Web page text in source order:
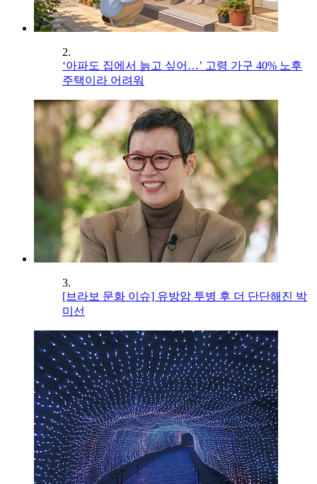
2.
‘아파도 집에서 늙고 싶어…’ 고령 가구 40% 노후
주택이라 어려워
3.
[브라보 문화 이슈] 유방암 투병 후 더 단단해진 박
미선